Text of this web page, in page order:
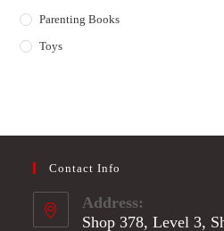
Parenting Books
Toys
Contact Info
Address:
Shop 378, Level 3,